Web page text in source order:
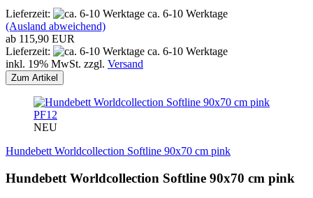
Lieferzeit:
ca. 6-10 Werktage
(Ausland abweichend)
ab 115,90 EUR
Lieferzeit:
ca. 6-10 Werktage
inkl. 19% MwSt. zzgl. Versand
Zum Artikel
PF12
NEU
Hundebett Worldcollection Softline 90x70 cm pink
Hundebett Worldcollection Softline 90x70 cm pink